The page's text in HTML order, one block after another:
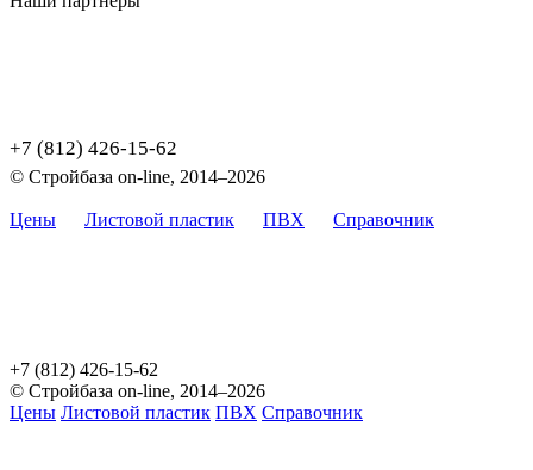
+7 (812) 426-15-62
© Стройбаза on-line, 2014–2026
Цены Листовой пластик ПВХ Справочник
+7 (812) 426-15-62
© Стройбаза on-line, 2014–2026
Цены Листовой пластик ПВХ Справочник